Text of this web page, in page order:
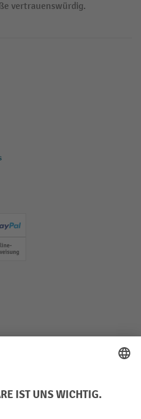
vertrauenswürdig.
PayPal
Online-Überweisung